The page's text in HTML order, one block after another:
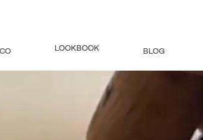
LOOKBOOK BLOG